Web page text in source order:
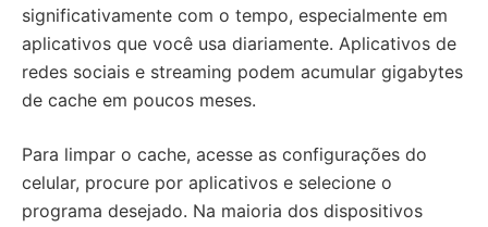
significativamente com o tempo, especialmente em
aplicativos que você usa diariamente. Aplicativos de
redes sociais e streaming podem acumular gigabytes
de cache em poucos meses.
Para limpar o cache, acesse as configurações do
celular, procure por aplicativos e selecione o
programa desejado. Na maioria dos dispositivos